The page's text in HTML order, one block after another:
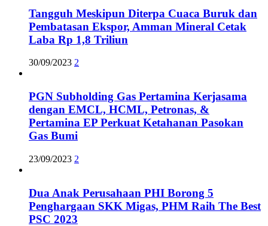
Tangguh Meskipun Diterpa Cuaca Buruk dan
Pembatasan Ekspor, Amman Mineral Cetak
Laba Rp 1,8 Triliun
30/09/2023 2
PGN Subholding Gas Pertamina Kerjasama
dengan EMCL, HCML, Petronas, &
Pertamina EP Perkuat Ketahanan Pasokan
Gas Bumi
23/09/2023 2
Dua Anak Perusahaan PHI Borong 5
Penghargaan SKK Migas, PHM Raih The Best
PSC 2023